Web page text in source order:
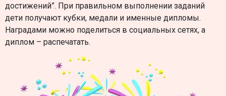
достижений”. При правильном выполнении заданий
дети получают кубки, медали и именные дипломы.
Наградами можно поделиться в социальных сетях, а
диплом – распечатать.